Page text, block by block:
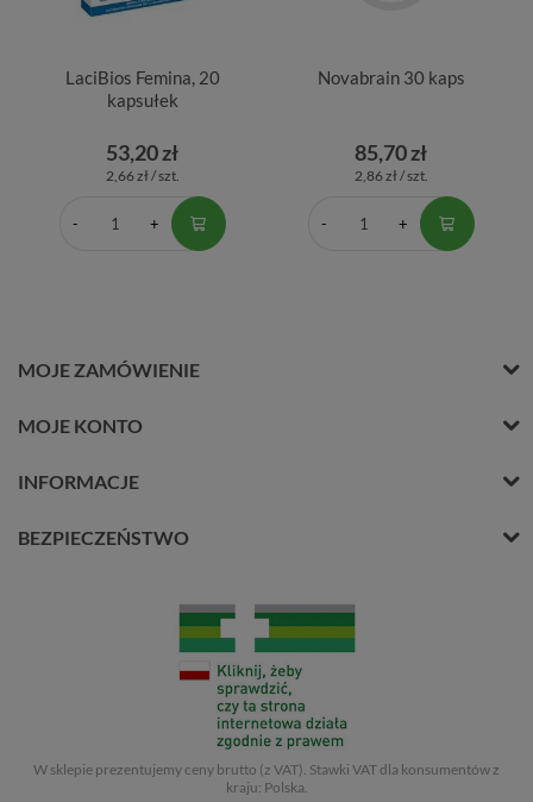
LaciBios Femina, 20
kapsułek
53,20 zł
2,66 zł / szt.
Novabrain 30 kaps
85,70 zł
2,86 zł / szt.
MOJE ZAMÓWIENIE
MOJE KONTO
INFORMACJE
BEZPIECZEŃSTWO
W sklepie prezentujemy ceny brutto (z VAT). Stawki VAT dla konsumentów z
kraju: Polska.